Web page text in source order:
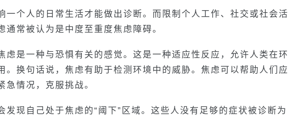
一个人的日常生活才能做出诊断。而限制个人工作、社交或社会活
通常被认为是中度至重度焦虑障碍。
虑是一种与恐惧有关的感觉。这是一种适应性反应，允许人类在环
。换句话说，焦虑有助于检测环境中的威胁。焦虑可以帮助人们应
急情况，克服挑战。
发现自己处于焦虑的“阈下”区域。这些人没有足够的症状被诊断为